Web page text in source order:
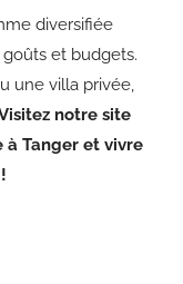
diversifiée
et budgets.
une villa privée,
notre site
Tanger et vivre